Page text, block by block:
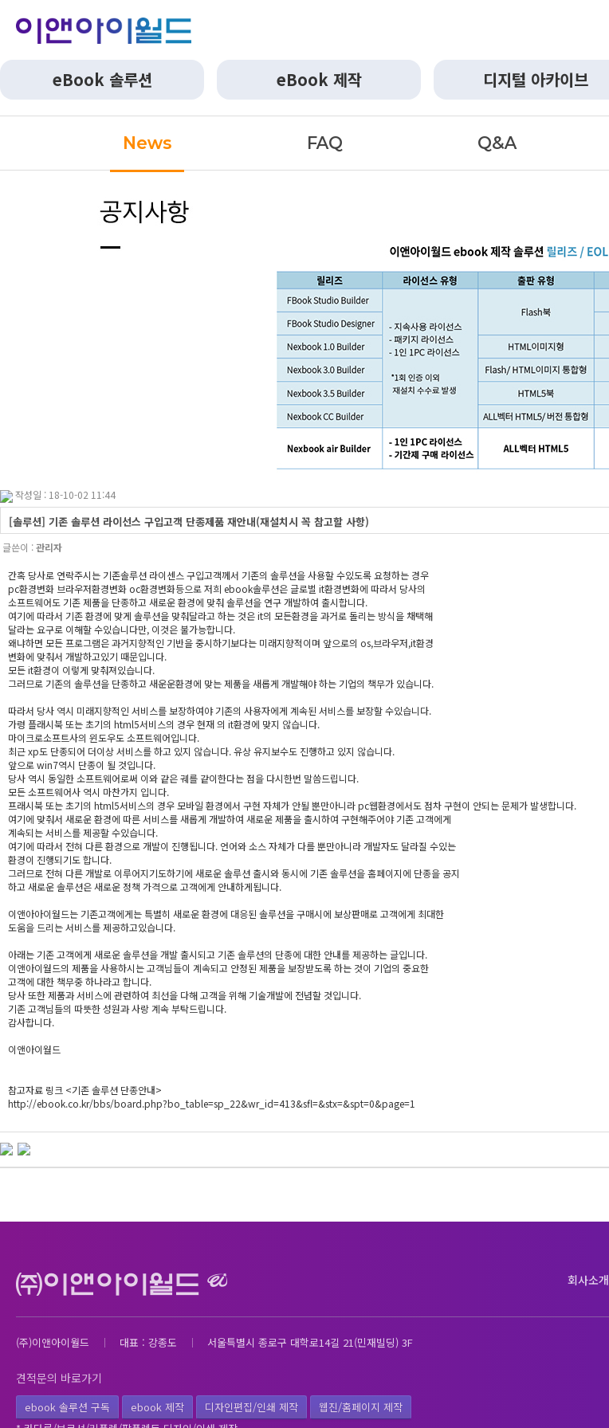
eBook 솔루션 eBook 제작 디지털 아카이브
News FAQ Q&A
작성일 : 18-10-02 11:44
[솔루션] 기존 솔루션 라이선스 구입고객 단종제품 재안내(재설치시 꼭 참고할 사항)
글쓴이 :관리자
간혹 당사로 연락주시는 기존솔루션 라이센스 구입고객께서 기존의 솔루션을 사용할 수있도록 요청하는 경우
pc환경변화 브라우저환경변화 oc환경변화등으로 저희 ebook솔루션은 글로벌 it환경변화에 따라서 당사의
소프트웨어도 기존 제품을 단종하고 새로운 환경에 맞춰 솔루션을 연구 개발하여 출시합니다.
여기에 따라서 기존 환경에 맞게 솔루션을 맞춰달라고 하는 것은 it의 모든환경을 과거로 돌리는 방식을 채택해
달라는 요구로 이해할 수있습니다만, 이것은 불가능합니다.
왜냐하면 모든 프로그램은 과거지향적인 기반을 중시하기보다는 미래지향적이며 앞으로의 os,브라우저,it환경
변화에 맞춰서 개발하고있기 때문입니다.
모든 it환경이 이렇게 맞춰져있습니다.
그러므로 기존의 솔루션을 단종하고 새운운환경에 맞는 제품을 새롭게 개발해야 하는 기업의 책무가 있습니다.
따라서 당사 역시 미래지향적인 서비스를 보장하여야 기존의 사용자에게 계속된 서비스를 보장할 수있습니다.
가령 플래시북 또는 초기의 html5서비스의 경우 현재 의 it환경에 맞지 않습니다.
마이크로소프트사의 윈도우도 소프트웨어입니다.
최근 xp도 단종되어 더이상 서비스를 하고 있지 않습니다. 유상 유지보수도 진행하고 있지 않습니다.
앞으로 win7역시 단종이 될 것입니다.
당사 역시 동일한 소프트웨어로써 이와 같은 궤를 같이한다는 점을 다시한번 말씀드립니다.
모든 소프트웨어사 역시 마찬가지 입니다.
프래시북 또는 초기의 html5서비스의 경우 모바일 환경에서 구현 자체가 안될 뿐만아니라 pc웹환경에서도 점차 구현이 안되는 문제가 발생합니다.
여기에 맞춰서 새로운 환경에 따른 서비스를 새롭게 개발하여 새로운 제품을 출시하여 구현해주어야 기존 고객에게
계속되는 서비스를 제공할 수있습니다.
여기에 따라서 전혀 다른 환경으로 개발이 진행됩니다. 언어와 소스 자체가 다를 뿐만아니라 개발자도 달라질 수있는
환경이 진행되기도 합니다.
그러므로 전혀 다른 개발로 이루어지기도하기에 새로운 솔루션 출시와 동시에 기존 솔루션을 홈페이지에 단종을 공지
하고 새로운 솔루션은 새로운 정책 가격으로 고객에게 안내하게됩니다.
이앤아아이월드는 기존고객에게는 특별히 새로운 환경에 대응된 솔루션을 구매시에 보상판매로 고객에게 최대한
도움을 드리는 서비스를 제공하고있습니다.
아래는 기존 고객에게 새로운 솔루션을 개발 출시되고 기존 솔루션의 단종에 대한 안내를 제공하는 글입니다.
이앤아이월드의 제품을 사용하시는 고객님들이 계속되고 안정된 제품을 보장받도록 하는 것이 기업의 중요한
고객에 대한 책무중 하나라고 합니다.
당사 또한 제품과 서비스에 관련하여 최선을 다해 고객을 위해 기술개발에 전념할 것입니다.
기존 고객님들의 따뜻한 성원과 사랑 계속 부탁드립니다.
감사합니다.
이앤아이월드
참고자료 링크 <기존 솔루션 단종안내>
http://ebook.co.kr/bbs/board.php?bo_table=sp_22&wr_id=413&sfl=&stx=&spt=0&page=1
회사소개
(주)이앤아이월드 대표 : 강종도 서울특별시 종로구 대학로14길 21(민재빌딩) 3F
견적문의 바로가기
ebook 솔루션 구독 ebook 제작 디자인편집/인쇄 제작
웹진/홈페이지 제작